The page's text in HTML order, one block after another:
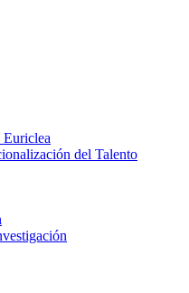
del Talento